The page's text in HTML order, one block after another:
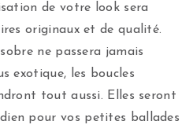
de votre look sera
originaux et de qualité.
ne passera jamais
exotique, les boucles
tout aussi. Elles seront
pour vos petites ballades